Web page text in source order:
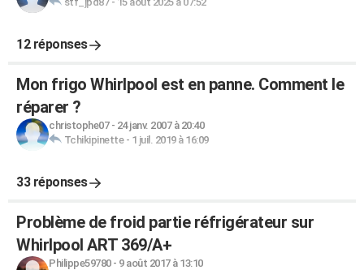
12 réponses
Mon frigo Whirlpool est en panne. Comment le
réparer ?
christophe07- 24 janv. 2007 à 20:40
Tchikipinette- 1 juil. 2019 à 16:09
33 réponses
Problème de froid partie réfrigérateur sur
Whirlpool ART 369/A+
Philippe59780- 9 août 2017 à 13:10